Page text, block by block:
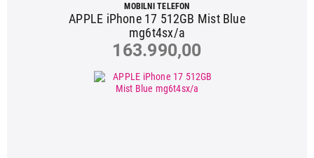
MOBILNI TELEFON
APPLE iPhone 17 512GB Mist Blue
mg6t4sx/a
163.990,00